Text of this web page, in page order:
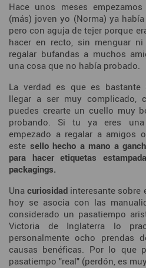
Hace unos meses
(más) joven yo (Norma) ya
pero con aguja de tejer porque
hacer en recto, sin menguar
regalar bufandas a muchos
una cosa que no había probado.
La verdad es que es bastante
llegar a ser muy complicado,
puedes crearte un cuello muy
probando. Si tu ya eres
empezado a regalar a amigos
este sello hecho a mano a
para hacer etiquetas
packagings.
Unacuriosidad interesante sobre
hoy se asocia con las
considerado un pasatiempo
Victoria de Inglaterra lo
personalmente ocho prendas
causas benéficas. Por lo que
pasatiempo "real" (perdón, es